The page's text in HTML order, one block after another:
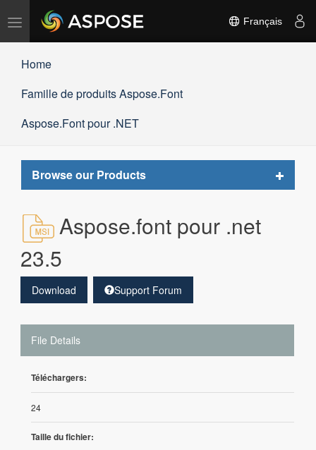
Basculer
Français
Home
Famille de produits Aspose.Font
Aspose.Font pour .NET
Browse our Products
Toggle
Aspose.font pour .net
23.5
Download Support Forum
File Details
Téléchargers:
24
Taille du fichier: